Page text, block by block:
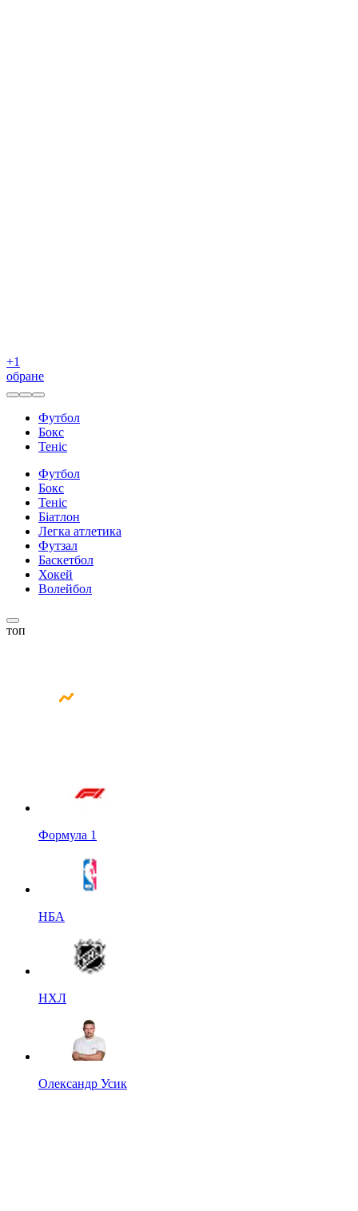
+1
обране
Футбол
Бокс
Теніс
Футбол
Бокс
Теніс
Біатлон
Легка атлетика
Футзал
Баскетбол
Хокей
Волейбол
топ
Формула 1
НБА
НХЛ
Олександр Усик